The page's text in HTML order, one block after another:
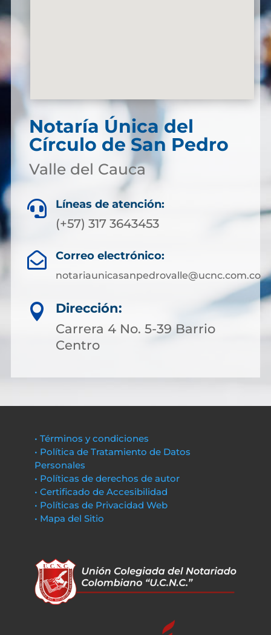
Notaría Única del
Círculo de San Pedro
Valle del Cauca
 Líneas de atención:
(+57) 317 3643453
 Correo electrónico:
notariaunicasanpedrovalle@ucnc.com.co

Dirección:
Carrera 4 No. 5-39 Barrio
Centro
• Términos y condiciones
• Política de Tratamiento de Datos
Personales
• Políticas de derechos de autor
• Certificado de Accesibilidad
• Políticas de Privacidad Web
• Mapa del Sitio